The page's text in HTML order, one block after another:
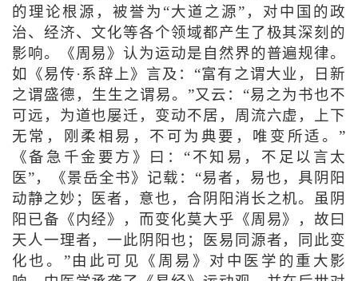
的理论根源，被誉为“大道之源”，对中国的政
治、经济、文化等各个领域都产生了极其深刻的
影响。《周易》认为运动是自然界的普遍规律。
如《易传·系辞上》言及：“富有之谓大业，日新
之谓盛德，生生之谓易。”又云：“易之为书也不
可远，为道也屡迁，变动不居，周流六虚，上下
无常，刚柔相易，不可为典要，唯变所适。”
《备急千金要方》曰：“不知易，不足以言太
医”，《景岳全书》记载：“易者，易也，具阴阳
动静之妙；医者，意也，合阴阳消长之机。虽阴
阳已备《内经》，而变化莫大乎《周易》，故曰
天人一理者，一此阴阳也；医易同源者，同此变
化也。”由此可见《周易》对中医学的重大影